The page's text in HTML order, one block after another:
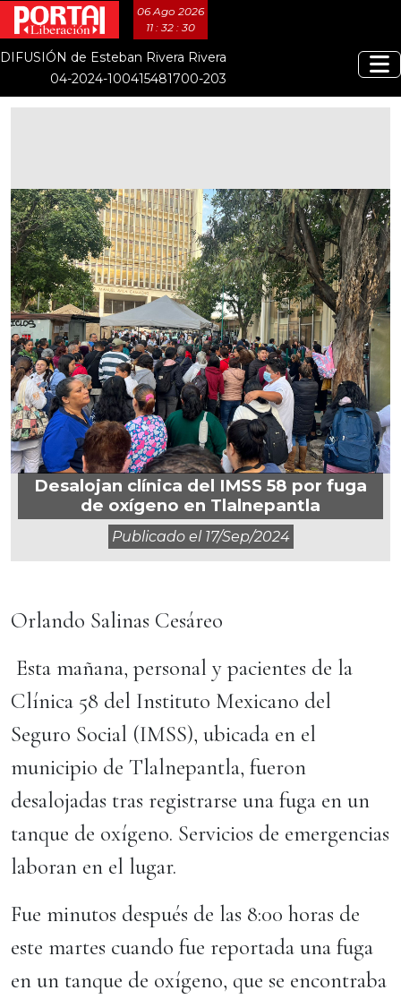
06 Ago 2026
11 : 32 : 30
DIFUSIÓN de Esteban Rivera Rivera
04-2024-100415481700-203
Desalojan clínica del IMSS 58 por fuga
de oxígeno en Tlalnepantla
Publicado el 17/sep/2024
Orlando Salinas Cesáreo
Esta mañana, personal y pacientes de la
Clínica 58 del Instituto Mexicano del
Seguro Social (IMSS), ubicada en el
municipio de Tlalnepantla, fueron
desalojadas tras registrarse una fuga en un
tanque de oxígeno. Servicios de emergencias
laboran en el lugar.
Fue minutos después de las 8:00 horas de
este martes cuando fue reportada una fuga
en un tanque de oxígeno, que se encontraba